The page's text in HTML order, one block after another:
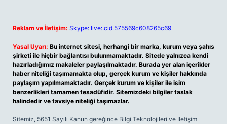
Reklam ve İletişim: Skype: live:.cid.575569c608265c69
Yasal Uyarı: Bu internet sitesi, herhangi bir marka, kurum veya şahıs
şirketi ile hiçbir bağlantısı bulunmamaktadır. Sitede yalnızca kendi
hazırladığımız makaleler paylaşılmaktadır. Burada yer alan içerikler
haber niteliği taşımamakta olup, gerçek kurum ve kişiler hakkında
paylaşım yapılmamaktadır. Gerçek kurum ve kişiler ile isim
benzerlikleri tamamen tesadüfidir. Sitemizdeki bilgiler taslak
halindedir ve tavsiye niteliği taşımazlar.
Sitemiz, 5651 Sayılı Kanun gereğince Bilgi Teknolojileri ve İletişim